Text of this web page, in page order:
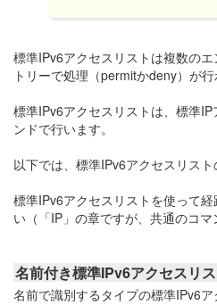
標準IPv6アクセスリストは複数の
トリーで処理（permitかdeny）が
標準IPv6アクセスリストは、標準
ンドで行います。
以下では、標準IPv6アクセスリス
標準IPv6アクセスリストを使って
い（「IP」の章ですが、共通のコ
名前付き標準IPv6アクセスリ
名前で識別するタイプの標準IPv6ア